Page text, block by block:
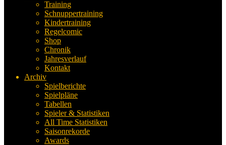
Training
Schnuppertraining
Kindertraining
Regelcomic
Shop
Chronik
Jahresverlauf
Kontakt
Archiv
Spielberichte
Spielpläne
Tabellen
Spieler & Statistiken
All Time Statistiken
Saisonrekorde
Awards